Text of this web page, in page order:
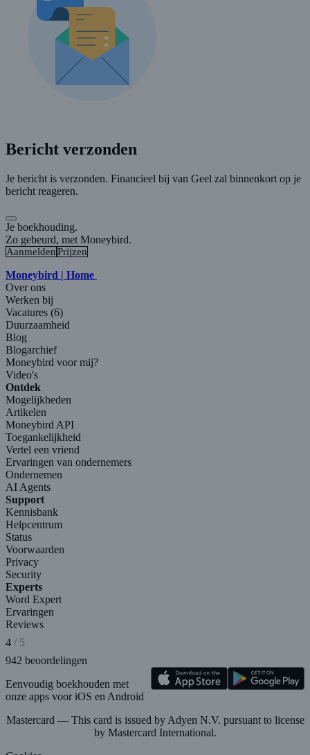
Bericht verzonden
Je bericht is verzonden. Financieel bij van Geel zal binnenkort op je
bericht reageren.